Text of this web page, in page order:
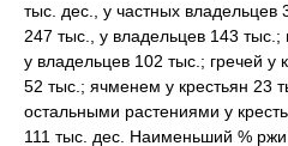
тыс. дес., у частных владельцев
247 тыс., у владельцев 143 тыс.;
у владельцев 102 тыс.; гречей у
52 тыс.; ячменем у крестьян 23
остальными растениями у
111 тыс. дес. Наименьший %